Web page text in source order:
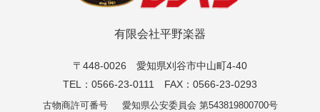
有限会社平野楽器
〒448-0026 愛知県刈谷市中山町4-40
TEL：0566-23-0111 FAX：0566-23-0293
古物商許可番号 愛知県公安委員会 第543819800700号